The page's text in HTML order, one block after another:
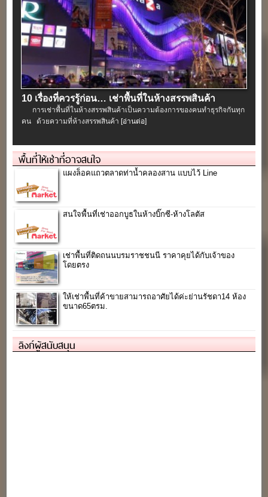
10 เรื่องที่ควรรู้ก่อน… เช่าพื้นที่ในห้างสรรพสินค้า
การเช่าพื้นที่ในห้างสรรพสินค้าเป็นความต้องการของคนทำธุรกิจกันทุก
คน ด้วยความที่ห้างสรรพสินค้า [อ่านต่อ]
พื้นที่ให้เช่าที่อาจสนใจ
แผงล็อคแถวตลาดท่าน้ำคลองสาน แบบไว้ Line
สนใจพื้นที่เช่าออกบูธในห้างบิ๊กซี-ห้างโลตัส
เช่าพื้นที่ติดถนนบรมราชชนนี ราคาคุยได้กับเจ้าของ
โดยตรง
ให้เช่าพื้นที่ค้าขายสามารถอาศัยได้ค่ะย่านรัชดา14 ห้อง
ขนาด65ตรม.
ลิงก์ผู้สนับสนุน